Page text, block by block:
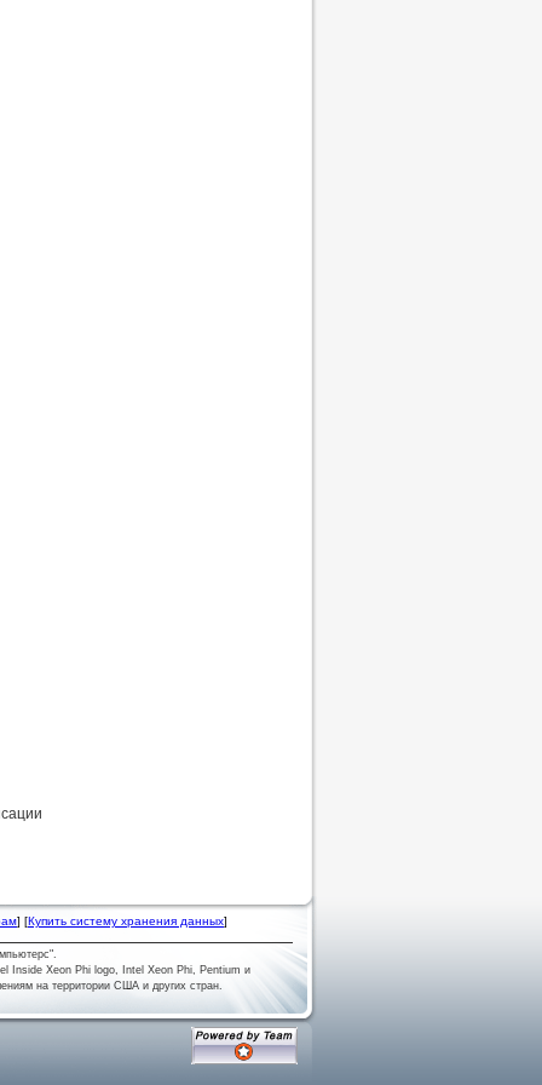
] [Купить систему хранения данных]
Inside Xeon Phi logo, Intel Xeon Phi, Pentium и
на территории США и других стран.